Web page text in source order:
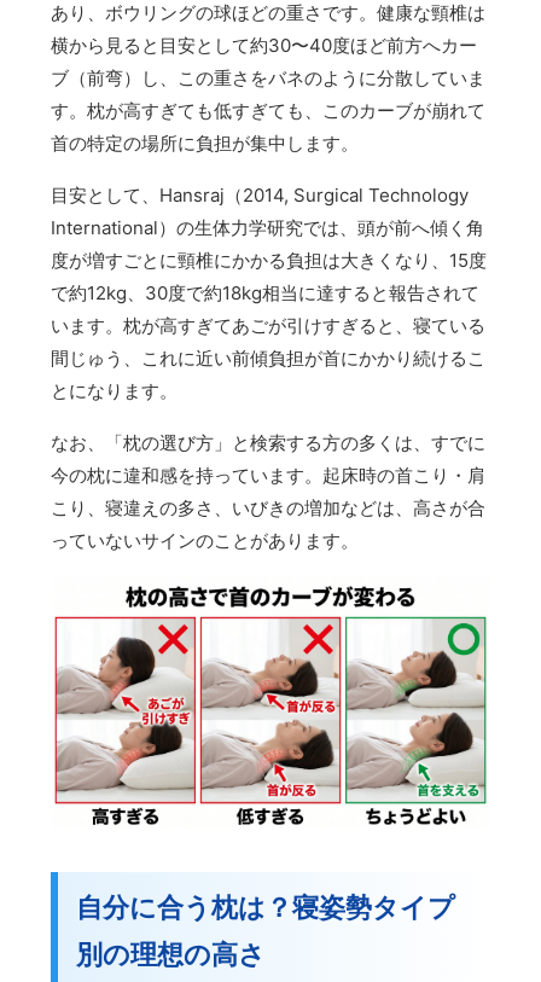
あり、ボウリングの球ほどの重さです。健康な頸椎は
横から見ると目安として約30〜40度ほど前方へカー
ブ（前弯）し、この重さをバネのように分散していま
す。枕が高すぎても低すぎても、このカーブが崩れて
首の特定の場所に負担が集中します。
目安として、Hansraj（2014, Surgical Technology
International）の生体力学研究では、頭が前へ傾く角
度が増すごとに頸椎にかかる負担は大きくなり、15度
で約12kg、30度で約18kg相当に達すると報告されて
います。枕が高すぎてあごが引けすぎると、寝ている
間じゅう、これに近い前傾負担が首にかかり続けるこ
とになります。
なお、「枕の選び方」と検索する方の多くは、すでに
今の枕に違和感を持っています。起床時の首こり・肩
こり、寝違えの多さ、いびきの増加などは、高さが合
っていないサインのことがあります。
自分に合う枕は？寝姿勢タイプ
別の理想の高さ